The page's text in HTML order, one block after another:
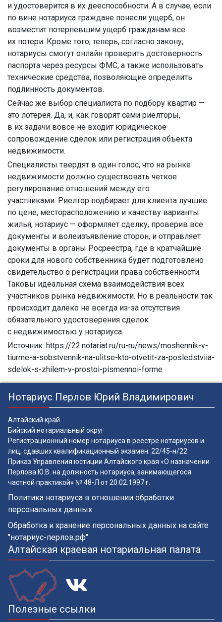
и удостоверится в их дееспособности. А в случае, если
по вине нотариуса граждане понесли ущерб, он
возместит потерпевшим ущерб гражданам все
их потери. Кроме того, теперь, согласно закону,
нотариусы смогут онлайн проверить достоверность
паспорта через ресурсы ФМС, а также использовать
технические средства, позволяющие определить
подлинность документов.
Сейчас же выбор специалиста по подбору квартир —
это лотерея. Да, и, как говорят сами риелторы,
в их задачи вовсе не входит юридическое
сопровождение сделок или регистрация объекта
недвижимости.
Специалисты твердят в один голос, что на рынке
недвижимости должно существовать четкое
регулирование отношений между его
участниками. Риелтор подбирает для клиента лучшие
по цене, месторасположению и качеству варианты
жилья, нотариус — оформляет сделку, проверив все
документы и волеизъявление сторон, и отправляет
документы в органы Росреестра, где в кратчайшие
сроки для нового собственника будет подготовлено
свидетельство о регистрации права собственности.
Таковы идеальная схема взаимодействия всех
участников рынка недвижимости. Но в реальности так
происходит далеко не всегда из-за отсутствия
обязательного удостоверения сделок
с недвижимостью у нотариуса.
Источник: https://22.notariat.ru/ru-ru/news/moshennik-v-
tiurme-a-sobstvennik-na-ulitse-kto-otvetit-za-posledstviia-
sdelok-s-zhilem-v-prostoi-pismennoi-forme
Нотариус Перлов Юрий Владимирович
Алтайский край
Бийский нотариальный округ
Регистрационный номер нотариуса в реестре нотариусов и
лиц, сдавших квалификационный экзамен: 22/45-н/22
Приказ Управления юстиции Алтайского края «О назначении
Перлова Ю.В. на должность нотариуса, занимающегося
частной практикой» № 48-Л от 20.02.1997 г.
Политика нотариуса в отношении обработки
персональных данных
Обработка и хранение персональных данных на сайте
"нотариус-перлов.рф"
Алтайская краевая нотариальная палата
Полезные ссылки